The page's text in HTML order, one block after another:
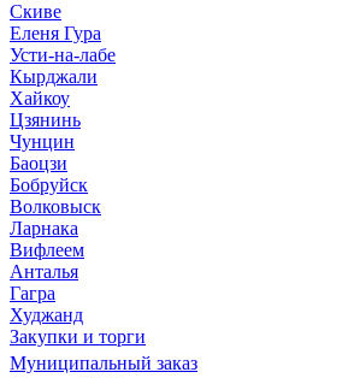
Скиве
Еленя Гура
Усти-на-лабе
Кырджали
Хайкоу
Цзянинь
Чунцин
Баоцзи
Бобруйск
Волковыск
Ларнака
Вифлеем
Анталья
Гагра
Худжанд
Закупки и торги
Муниципальный заказ